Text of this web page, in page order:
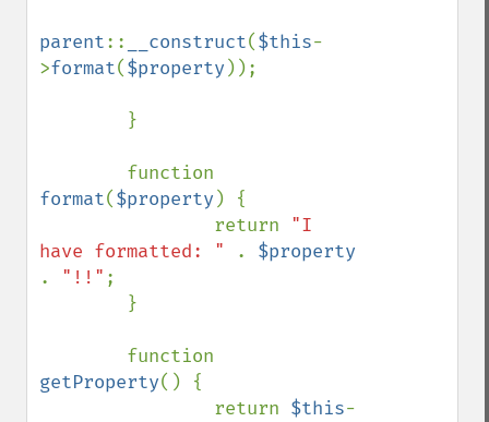
parent:: __construct($this-
>format($property ));
format($property ) {
                return
"I
have formatted: "
.
. "!!" ;
getProperty() {
                return
$this-